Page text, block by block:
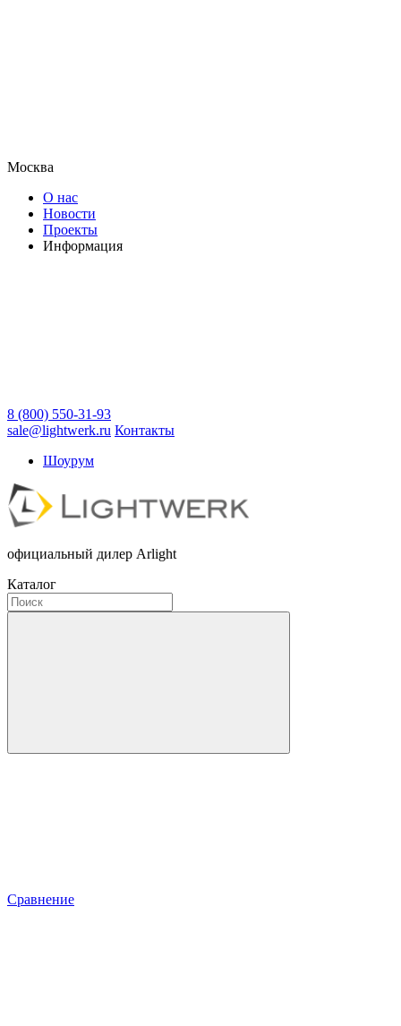
Москва
О нас
Новости
Проекты
Информация
8 (800) 550-31-93
sale@lightwerk.ru Контакты
Шоурум
официальный дилер Arlight
Каталог
Сравнение